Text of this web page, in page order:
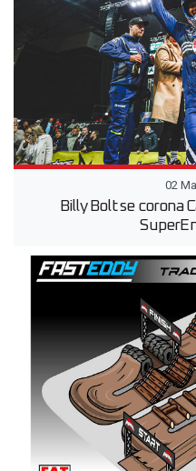
02
Billy Bolt se corona